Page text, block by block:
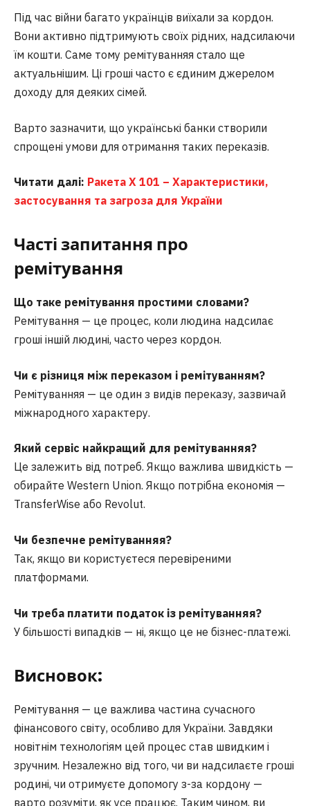
Під час війни багато українців виїхали за кордон.
Вони активно підтримують своїх рідних, надсилаючи
їм кошти. Саме тому ремітуванняя стало ще
актуальнішим. Ці гроші часто є єдиним джерелом
доходу для деяких сімей.
Варто зазначити, що українські банки створили
спрощені умови для отримання таких переказів.
Читати далі: Ракета Х 101 – Характеристики,
застосування та загроза для України
Часті запитання про
ремітування
Що таке ремітування простими словами?
Ремітування — це процес, коли людина надсилає
гроші іншій людині, часто через кордон.
Чи є різниця між переказом і ремітуванням?
Ремітуванняя — це один з видів переказу, зазвичай
міжнародного характеру.
Який сервіс найкращий для ремітуванняя?
Це залежить від потреб. Якщо важлива швидкість —
обирайте Western Union. Якщо потрібна економія —
TransferWise або Revolut.
Чи безпечне ремітуванняя?
Так, якщо ви користуєтеся перевіреними
платформами.
Чи треба платити податок із ремітуванняя?
У більшості випадків — ні, якщо це не бізнес-платежі.
Висновок:
Ремітування — це важлива частина сучасного
фінансового світу, особливо для України. Завдяки
новітнім технологіям цей процес став швидким і
зручним. Незалежно від того, чи ви надсилаєте гроші
родині, чи отримуєте допомогу з-за кордону —
варто розуміти, як усе працює. Таким чином, ви